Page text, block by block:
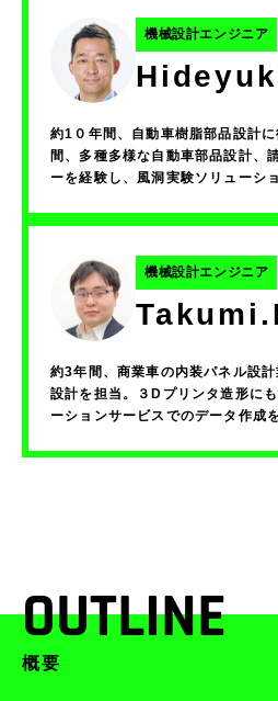
機械設計エンジニア
約1０年間、自動車樹脂部品設計
間、多種多様な自動車部品設計、
ーを経験し、風洞実験ソリューシ
機械設計エンジニア
約3年間、商業車の内装パネル設
設計を担当。３Dプリンタ造形に
ーションサービスでのデータ作成
OUTLINE
概要